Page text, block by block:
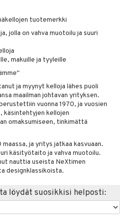
tuotemerkki
jolla on vahva muotoilu ja suuri
makuille ja tyyleille
ja myynyt kelloja lähes puoli
maailman johtavan yrityksen.
vuonna 1970, ja vuosien
käsintehtyjen kellojen
omaksumiseen, tinkimättä
ja yritys jatkaa kasvuaan.
käsityötaito ja vahva muotoilu.
nauttia useista NeXtimen
designklassikoista.
löydät suosikkisi helposti: